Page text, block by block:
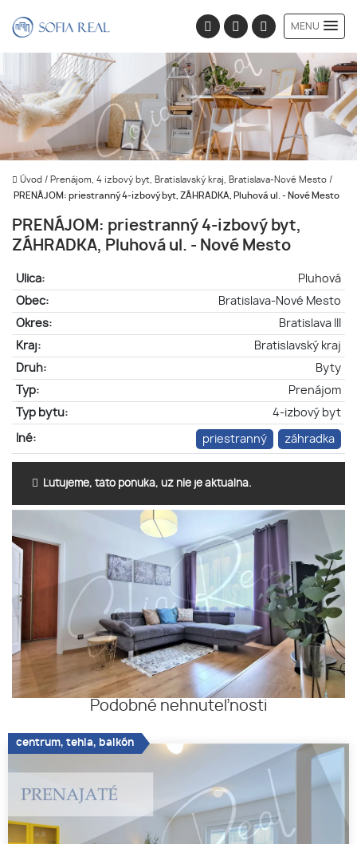
MENU
Úvod / Prenájom, 4 izbový byt, Bratislavský kraj, Bratislava-Nové Mesto /
PRENÁJOM: priestranný 4-izbový byt, ZÁHRADKA, Pluhová ul. - Nové Mesto
PRENÁJOM: priestranný 4-izbový byt,
ZÁHRADKA, Pluhová ul. - Nové Mesto
Ulica:
Pluhová
Obec:
Bratislava-Nové Mesto
Okres:
Bratislava III
Kraj:
Bratislavský kraj
Druh:
Byty
Typ:
Prenájom
Typ bytu:
4-izbový byt
Iné: priestranný záhradka
Ľutujeme, táto ponuka, už nie je aktuálna.
Podobné nehnuteľnosti
centrum, tehla, balkón